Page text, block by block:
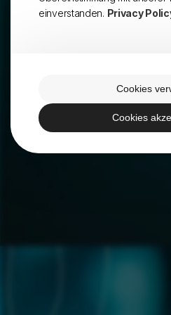
einverstanden. Privacy
Cookies
Cookies